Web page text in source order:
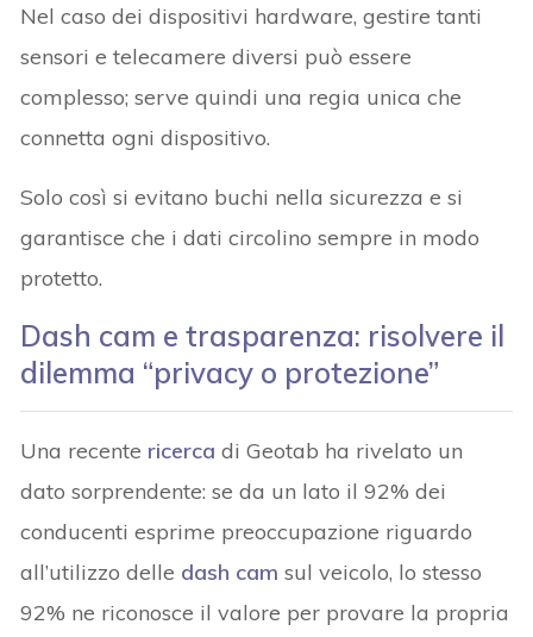
Nel caso dei dispositivi hardware, gestire tanti
sensori e telecamere diversi può essere
complesso; serve quindi una regia unica che
connetta ogni dispositivo.
Solo così si evitano buchi nella sicurezza e si
garantisce che i dati circolino sempre in modo
protetto.
Dash cam e trasparenza: risolvere il
dilemma “privacy o protezione”
Una recente ricerca di Geotab ha rivelato un
dato sorprendente: se da un lato il 92% dei
conducenti esprime preoccupazione riguardo
all’utilizzo delle dash cam sul veicolo, lo stesso
92% ne riconosce il valore per provare la propria